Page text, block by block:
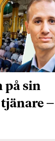
på sin
–